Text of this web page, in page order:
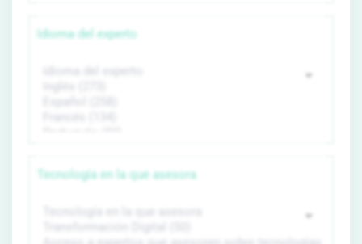
Idioma del experto
Tecnología en la que asesora